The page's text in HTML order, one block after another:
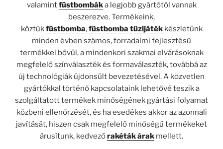
valamintfüstbombáka legjobb gyártótól vannak
beszerezve. Termékeink,
köztükfüstbomba,füstbomba tűzijátékkészletünk
minden évben számos, forradalmi fejlesztésű
termékkel bővül, a mindenkori szakmai elvárásoknak
megfelelő színválaszték és formaválaszték, továbbá az
új technológiák újdonsült bevezetésével. A közvetlen
gyártókkal történő kapcsolataink lehetővé teszik a
szolgáltatott termékek minőségének gyártási folyamat
közbeni ellenőrzését, és ha esedékes akkor az azonnali
javítását, hiszen csak megfelelő minőségű termékeket
árusítunk, kedvezőrakéták árak mellett.